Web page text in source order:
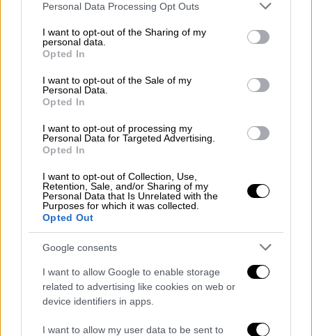
Please note that this website/app uses one or more Google
not limited to your visit or usage behaviour. You may click to
grant or deny consent to Google and its third-party tags to
use your data for below specified purposes in below Google
consent section.
Personal Data Processing Opt Outs
I want to opt-out of the Sharing of my
personal data.
Opted In
I want to opt-out of the Sale of my
Personal Data.
Opted In
I want to opt-out of processing my
Personal Data for Targeted Advertising.
Opted In
I want to opt-out of Collection, Use,
Retention, Sale, and/or Sharing of my
Personal Data that Is Unrelated with the
Purposes for which it was collected.
Opted Out
Google consents
I want to allow Google to enable storage
related to advertising like cookies on web or
device identifiers in apps.
I want to allow my user data to be sent to
14χρονη που τραυματίστηκε από
σοβάδες μπαλκονιού -Εικόνες από το
σημείο
Σύμφωνα με την ΕΡΤ,εντόπισε τη σφραγίδα
έλεγχο που έκανε, ανακάλυψε δύο νεαρά
άτομα, εντός του φορτίου. Αμέσως
ειδοποίησε τις Αρχές. Ο ένας βρέθηκε
νεκρός, ενώ ο άλλος, ανήλικος 16 ετών κατά
δήλωσή του, διακομίστηκε στο Νοσοκομείο
Φιλιατών για ιατρική περίθαλψη.
Πρόκειται για υπηκόους Αφγανιστάν,
σύμφωνα με τη δήλωση του ανηλίκου.